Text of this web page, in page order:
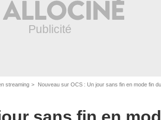
streaming Nouveau sur OCS : Un jour sans fin en mode fin